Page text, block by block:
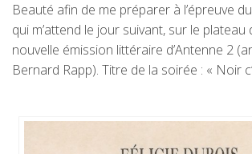
Beauté afin de me préparer à l’épreuve
qui m’attend le jour suivant, sur le plateau
nouvelle émission littéraire d’Antenne 2
Bernard Rapp). Titre de la soirée : « Noir